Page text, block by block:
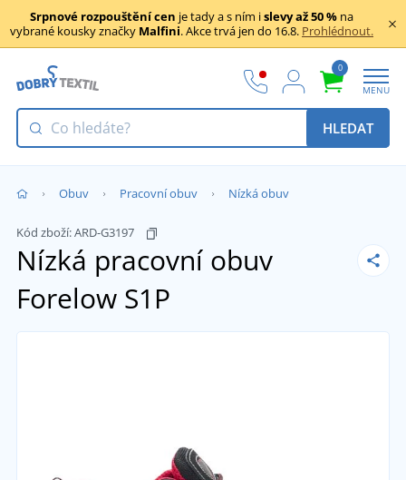
Srpnové rozpouštění cen je tady a s ním islevy až 50 % na
vybrané kousky značky Malfini. Akce trvá jen do 16.8. Prohlédnout.
0
MENU
HLEDAT
Obuv Pracovní obuv Nízká obuv
Kód zboží:ARD-G3197
Nízká pracovní obuv
Forelow S1P